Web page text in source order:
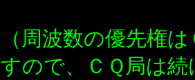
（周波数の優先権
すので、ＣＱ局は